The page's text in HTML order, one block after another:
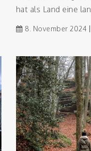
hat als Land eine
8. November 2024